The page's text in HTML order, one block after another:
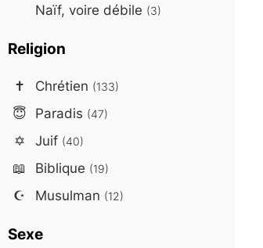
Naïf, voire débile (3)
Religion
✝️ Chrétien (133)
😇 Paradis (47)
✡️ Juif (40)
📖 Biblique (19)
☪️ Musulman (12)
Sexe